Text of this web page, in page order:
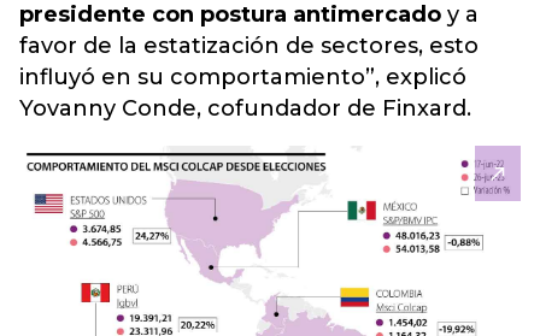
presidente con postura antimercado y a
favor de la estatización de sectores, esto
influyó en su comportamiento”, explicó
Yovanny Conde, cofundador de Finxard.